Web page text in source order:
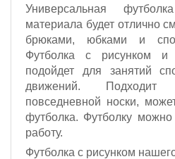
Универсальная
материала будет отлично
брюками, юбками и
Футболка с рисунком и
подойдет для занятий
движений.
повседневной носки,
футболка. Футболку
работу.
Футболка с рисунком